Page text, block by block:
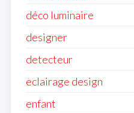
déco luminaire
designer
detecteur
eclairage design
enfant